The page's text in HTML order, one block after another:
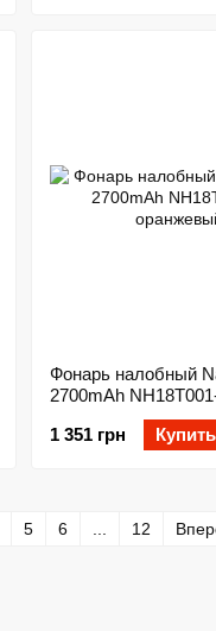
Фонарь налобный
2700mAh
1 351 грн
Купить
5 6 12